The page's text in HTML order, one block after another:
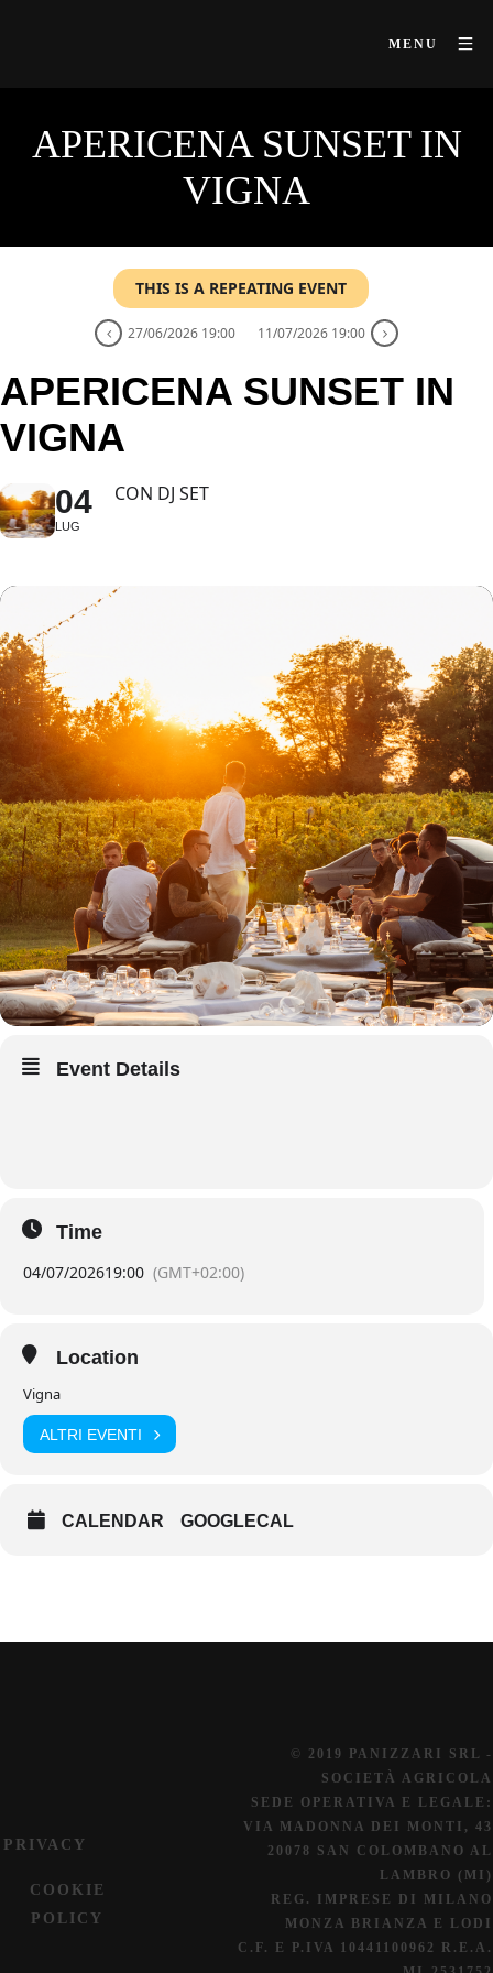
MENU
APERICENA SUNSET IN
VIGNA
THIS IS A REPEATING EVENT
27/06/2026 19:00 11/07/2026 19:00
APERICENA SUNSET IN
VIGNA
04
LUG
CON DJ SET
Event Details
Time
04/07/202619:00 (GMT+02:00)
Location
Vigna
ALTRI EVENTI
CALENDAR GOOGLECAL
PRIVACY
COOKIE
POLICY
© 2019 PANIZZARI SRL -
SOCIETÀ AGRICOLA
SEDE OPERATIVA E LEGALE:
VIA MADONNA DEI MONTI, 43
20078 SAN COLOMBANO AL
LAMBRO (MI)
REG. IMPRESE DI MILANO
MONZA BRIANZA E LODI
C.F. E P.IVA 10441100962 R.E.A.